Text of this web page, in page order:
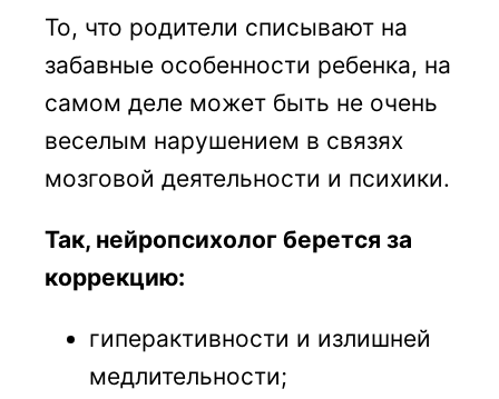
То, что родители списывают на
забавные особенности ребенка, на
самом деле может быть не очень
веселым нарушением в связях
мозговой деятельности и психики.
Так, нейропсихолог берется за
коррекцию:
гиперактивности и излишней
медлительности;